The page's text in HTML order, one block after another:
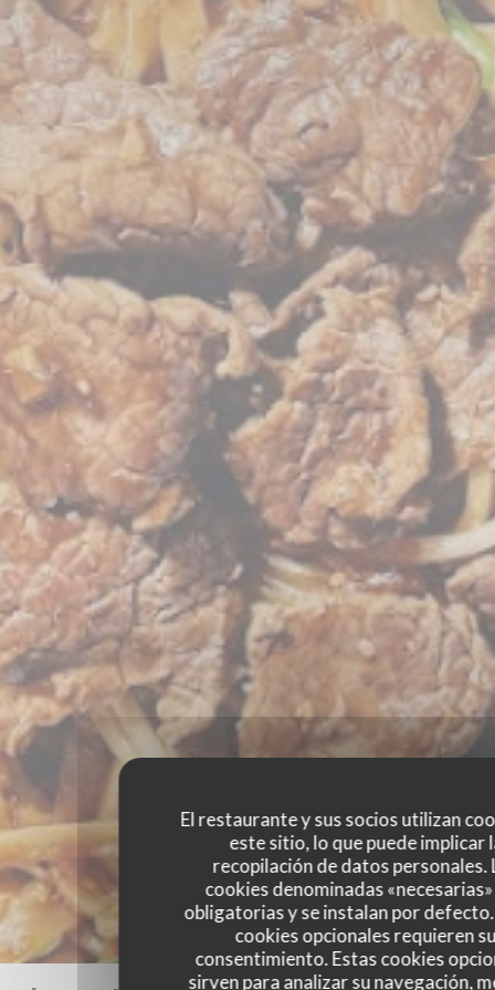
El restaurante y sus socios utilizan
este sitio, lo que puede implicar
recopilación de datos personales.
cookies denominadas
obligatorias y se instalan por
cookies opcionales requieren
consentimiento. Estas cookies
sirven para analizar su navegación,